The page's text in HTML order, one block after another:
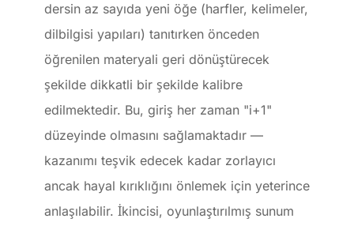
dersin az sayıda yeni öğe (harfler, kelimeler,
dilbilgisi yapıları) tanıtırken önceden
öğrenilen materyali geri dönüştürecek
şekilde dikkatli bir şekilde kalibre
edilmektedir. Bu, giriş her zaman "i+1"
düzeyinde olmasını sağlamaktadır —
kazanımı teşvik edecek kadar zorlayıcı
ancak hayal kırıklığını önlemek için yeterince
anlaşılabilir. İkincisi, oyunlaştırılmış sunum